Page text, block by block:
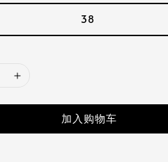
38
加入购物车